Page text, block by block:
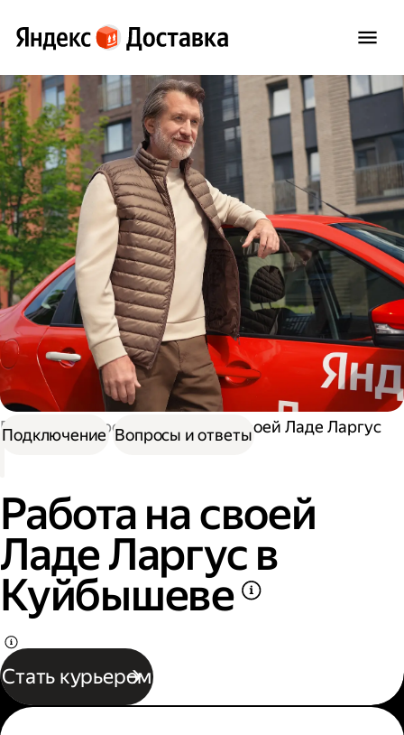
Работа курьером Работа на своей Ладе Ларгус
Работа на своей
Ладе Ларгус в
Куйбышеве
Стать курьером
Подключение Вопросы и ответы